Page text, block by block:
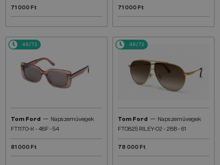
71 000 Ft 71 000 Ft
48/72
Tom Ford — Napszemüvegek
FT1170-K - 48F - 54
81 000 Ft
48/72
Tom Ford — Napszemüvegek
FT0825 RILEY-02 - 28B - 61
78 000 Ft